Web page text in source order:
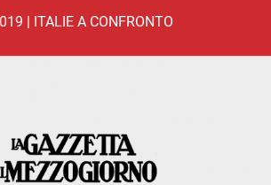
| ITALIE A CONFRONTO